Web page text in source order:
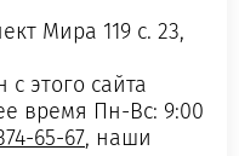
Мира 119 с. 23,
этого сайта
время Пн-Вс: 9:00
65-67, наши